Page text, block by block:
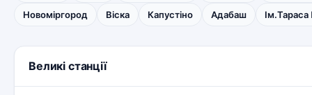
Новоміргород Віска Капустіно Адабаш
Великі станції